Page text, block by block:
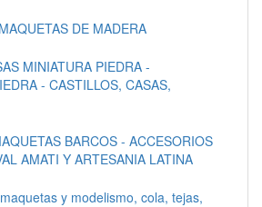
DE MADERA
MINIATURA PIEDRA -
- CASTILLOS, CASAS,
BARCOS - ACCESORIOS
AMATI Y ARTESANIA LATINA
y modelismo, cola, tejas,